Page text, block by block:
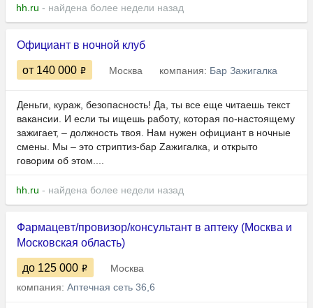
hh.ru - найдена более недели назад
Официант в ночной клуб
от 140 000 Москва компания: Бар Зажигалка
Деньги, кураж, безопасность! Да, ты все еще читаешь текст
вакансии. И если ты ищешь работу, которая по-настоящему
зажигает, – должность твоя. Нам нужен официант в ночные
смены. Мы – это стриптиз-бар Zажигалка, и открыто
говорим об этом....
hh.ru - найдена более недели назад
Фармацевт/провизор/консультант в аптеку (Москва и
Московская область)
до 125 000
Москва
компания: Аптечная сеть 36,6